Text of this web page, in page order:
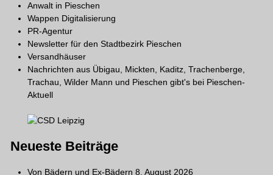
Anwalt in Pieschen
Wappen Digitalisierung
PR-Agentur
Newsletter für den Stadtbezirk Pieschen
Versandhäuser
Nachrichten aus Übigau, Mickten, Kaditz, Trachenberge,
Trachau, Wilder Mann und Pieschen gibt's bei Pieschen-
Aktuell
Neueste Beiträge
Von Bädern und Ex-Bädern 8. August 2026